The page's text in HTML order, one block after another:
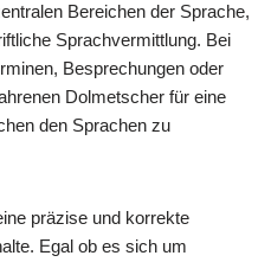
Bereichen der Sprache,
Sprachvermittlung. Bei
Besprechungen oder
Dolmetscher für eine
den Sprachen zu
präzise und korrekte
Egal ob es sich um